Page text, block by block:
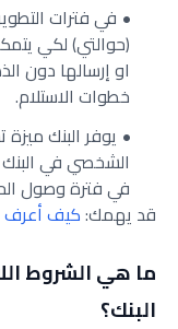
في فترات
(حوالتي) لكي
او إرسالها دون
خطوات الاستلام.
يوفر البنك
الشخصي في
في فترة وصول
قد يهمك:كيف أعرف
ما هي الشروط
البنك؟